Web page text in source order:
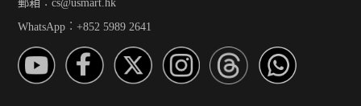
WhatsApp︰+852 5989 2641